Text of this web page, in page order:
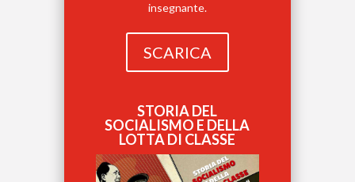
insegnante.
SCARICA
STORIA DEL
SOCIALISMO E DELLA
LOTTA DI CLASSE